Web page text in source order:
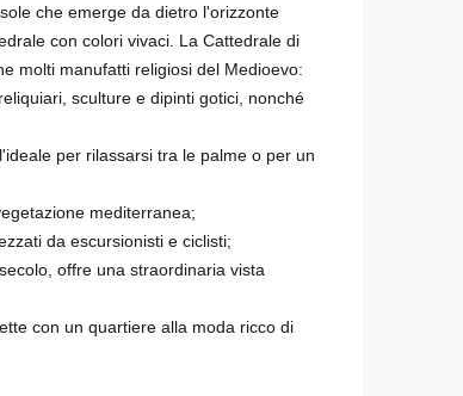
che emerge da dietro l'orizzonte
con colori vivaci. La Cattedrale di
molti manufatti religiosi del Medioevo:
sculture e dipinti gotici, nonché
per rilassarsi tra le palme o per un
mediterranea;
da escursionisti e ciclisti;
offre una straordinaria vista
con un quartiere alla moda ricco di